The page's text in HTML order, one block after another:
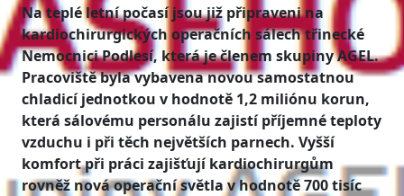
Na teplé letní počasí jsou již připraveni na
kardiochirurgických operačních sálech třinecké
Nemocnici Podlesí, která je členem skupiny AGEL.
Pracoviště byla vybavena novou samostatnou
chladicí jednotkou v hodnotě 1,2 miliónu korun,
která sálovému personálu zajistí příjemné teploty
vzduchu i při těch největších parnech. Vyšší
komfort při práci zajišťují kardiochirurgům
rovněž nová operační světla v hodnotě 700 tisíc